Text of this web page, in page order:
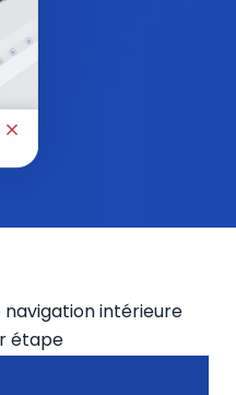
intérieure
étape